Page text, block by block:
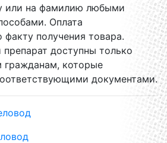
или на фамилию любыми
Оплата
получения товара.
препарат доступны только
гражданам, которые
документами.